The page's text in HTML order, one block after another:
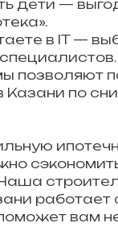
дети —
в IT —
позволяют
Казани по
работает
вам